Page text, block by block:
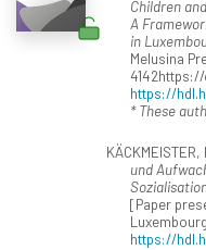
Children
A
in
Melusina
https://
* These
und
[Paper
https://